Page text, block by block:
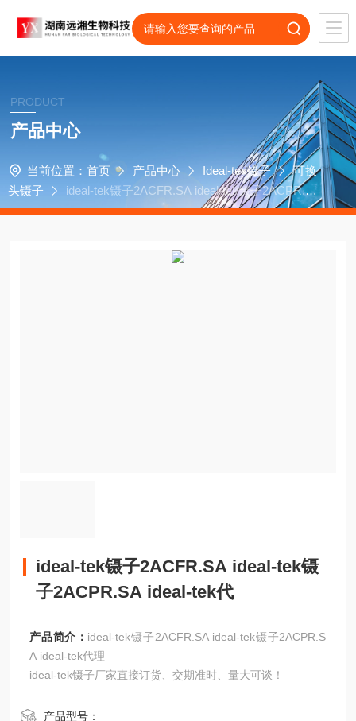
PRODUCT
产品中心
当前位置： 首页 产品中心 Ideal-tek镊子
可换
头镊子
ideal-tek镊子2ACFR.SA ideal-tek镊子2ACPR.SA
ideal-tek代
ideal-tek镊子2ACFR.SA ideal-tek镊
子2ACPR.SA ideal-tek代
产品简介： ideal-tek镊子2ACFR.SA ideal-tek镊子2ACPR.S
A ideal-tek代理
ideal-tek镊子厂家直接订货、交期准时、量大可谈！
产品型号：